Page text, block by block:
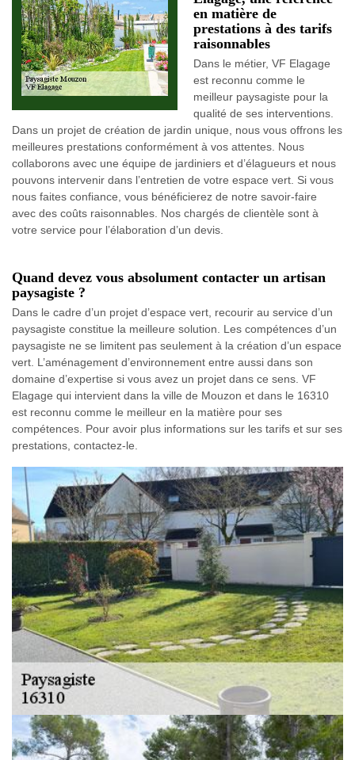
en matière de
prestations à des tarifs
raisonnables
Dans le métier, VF Elagage
est reconnu comme le
meilleur paysagiste pour la
qualité de ses interventions.
Dans un projet de création de jardin unique, nous vous offrons les
meilleures prestations conformément à vos attentes. Nous
collaborons avec une équipe de jardiniers et d’élagueurs et nous
pouvons intervenir dans l’entretien de votre espace vert. Si vous
nous faites confiance, vous bénéficierez de notre savoir-faire
avec des coûts raisonnables. Nos chargés de clientèle sont à
votre service pour l’élaboration d’un devis.
Quand devez vous absolument contacter un artisan
paysagiste ?
Dans le cadre d’un projet d’espace vert, recourir au service d’un
paysagiste constitue la meilleure solution. Les compétences d’un
paysagiste ne se limitent pas seulement à la création d’un espace
vert. L’aménagement d’environnement entre aussi dans son
domaine d’expertise si vous avez un projet dans ce sens. VF
Elagage qui intervient dans la ville de Mouzon et dans le 16310
est reconnu comme le meilleur en la matière pour ses
compétences. Pour avoir plus informations sur les tarifs et sur ses
prestations, contactez-le.